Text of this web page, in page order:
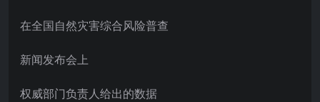
在全国自然灾害综合风险普查
新闻发布会上
权威部门负责人给出的数据